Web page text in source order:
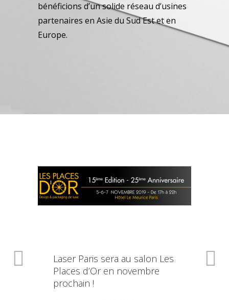
bénéficions d’un solide réseau d’usines
partenaires en Asie du Sud Est et en
Europe.
Laser Paris sera au salon Les
Places d’Or en novembre
prochain !